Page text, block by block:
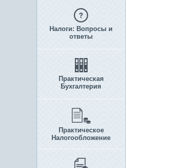
Налоги: Вопросы и
ответы
Практическая
Бухгалтерия
Практическое
Налогообложение